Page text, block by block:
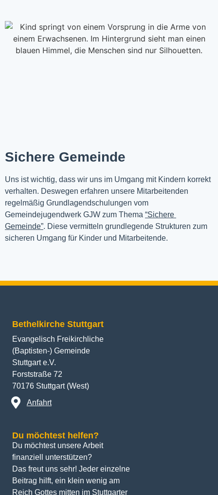
Sichere Gemeinde
Uns ist wichtig, dass wir uns im Umgang mit Kindern korrekt
verhalten. Deswegen erfahren unsere Mitarbeitenden
regelmäßig Grundlagendschulungen vom
Gemeindejugendwerk GJW zum Thema “Sichere
Gemeinde”. Diese vermitteln grundlegende Strukturen zum
sicheren Umgang für Kinder und Mitarbeitende.
Bethelkirche Stuttgart
Evangelisch Freikirchliche
(Baptisten-) Gemeinde
Stuttgart e.V.
Forststraße 72
70176 Stuttgart (West)
Anfahrt
Du möchtest helfen?
Du möchtest unsere Arbeit
finanziell unterstützen?
Das freut uns sehr! Jeder einzelne
Beitrag hilft, ein klein wenig am
Reich Gottes mitten im Stuttgarter